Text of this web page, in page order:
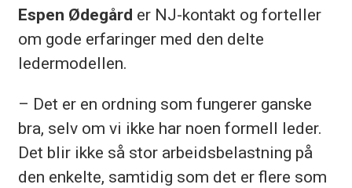
Espen Ødegård er NJ-kontakt og forteller
om gode erfaringer med den delte
ledermodellen.
– Det er en ordning som fungerer ganske
bra, selv om vi ikke har noen formell leder.
Det blir ikke så stor arbeidsbelastning på
den enkelte, samtidig som det er flere som